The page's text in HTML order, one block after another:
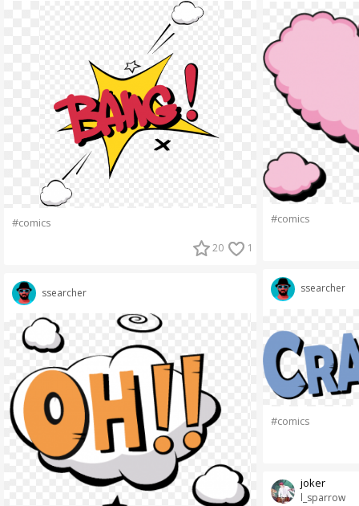
#comics
20 1
ssearcher
#comics
ssearcher
#comics
l_sparrow
joker